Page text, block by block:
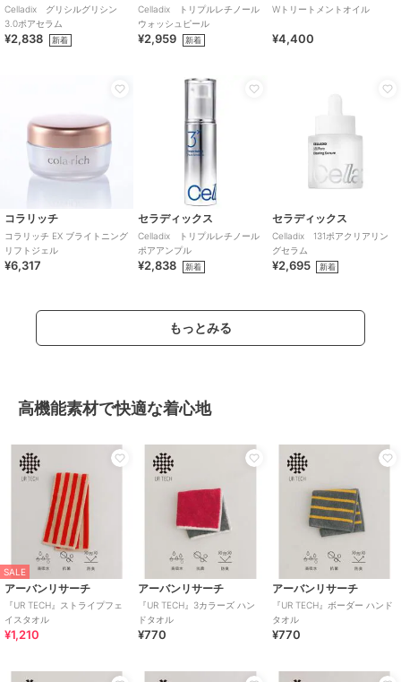
Celladix グリシルグリシン
3.0ポアセラム
¥2,838 新着
Celladix トリプルレチノール
ウォッシュピール
¥2,959 新着
Wトリートメントオイル
¥4,400
コラリッチ
コラリッチ EX ブライトニング
リフトジェル
¥6,317
セラディックス
Celladix トリプルレチノール
ポアアンプル
¥2,838 新着
セラディックス
Celladix 131ポアクリアリン
グセラム
¥2,695 新着
もっとみる
高機能素材で快適な着心地
SALE
アーバンリサーチ
『UR TECH』ストライプフェ
イスタオル
¥1,210
アーバンリサーチ
『UR TECH』3カラーズ ハン
ドタオル
¥770
アーバンリサーチ
『UR TECH』ボーダー ハンド
タオル
¥770